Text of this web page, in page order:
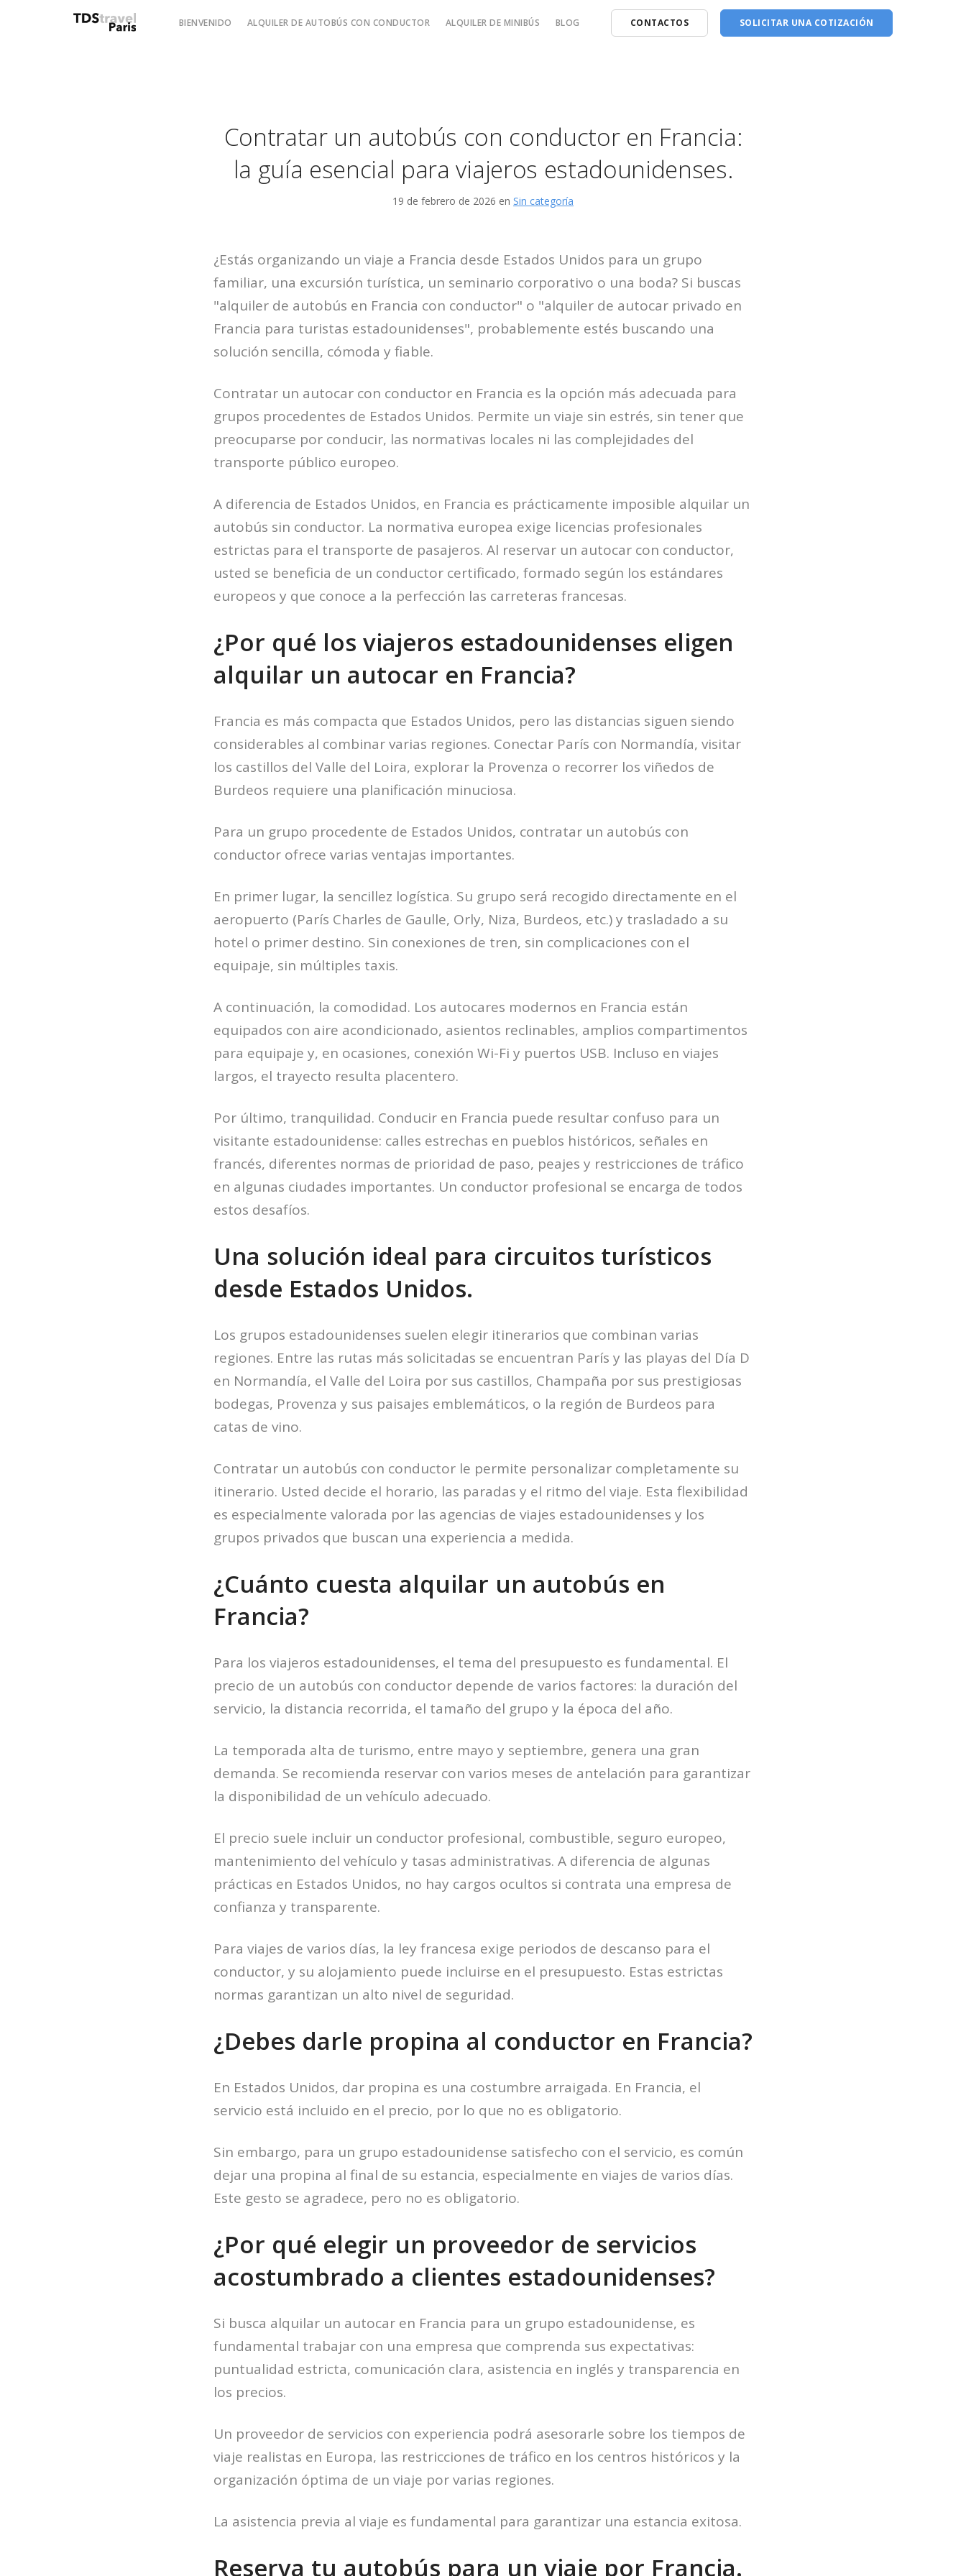
BIENVENIDO ALQUILER DE AUTOBÚS CON CONDUCTOR ALQUILER DE MINIBÚS BLOG CONTACTOS SOLICITAR UNA COTIZACIÓN
Contratar un autobús con conductor en Francia:
la guía esencial para viajeros estadounidenses.
19 de febrero de 2026 en Sin categoría
¿Estás organizando un viaje a Francia desde Estados Unidos para un grupo
familiar, una excursión turística, un seminario corporativo o una boda? Si buscas
"alquiler de autobús en Francia con conductor" o "alquiler de autocar privado en
Francia para turistas estadounidenses", probablemente estés buscando una
solución sencilla, cómoda y fiable.
Contratar un autocar con conductor en Francia es la opción más adecuada para
grupos procedentes de Estados Unidos. Permite un viaje sin estrés, sin tener que
preocuparse por conducir, las normativas locales ni las complejidades del
transporte público europeo.
A diferencia de Estados Unidos, en Francia es prácticamente imposible alquilar un
autobús sin conductor. La normativa europea exige licencias profesionales
estrictas para el transporte de pasajeros. Al reservar un autocar con conductor,
usted se beneficia de un conductor certificado, formado según los estándares
europeos y que conoce a la perfección las carreteras francesas.
¿Por qué los viajeros estadounidenses eligen
alquilar un autocar en Francia?
Francia es más compacta que Estados Unidos, pero las distancias siguen siendo
considerables al combinar varias regiones. Conectar París con Normandía, visitar
los castillos del Valle del Loira, explorar la Provenza o recorrer los viñedos de
Burdeos requiere una planificación minuciosa.
Para un grupo procedente de Estados Unidos, contratar un autobús con
conductor ofrece varias ventajas importantes.
En primer lugar, la sencillez logística. Su grupo será recogido directamente en el
aeropuerto (París Charles de Gaulle, Orly, Niza, Burdeos, etc.) y trasladado a su
hotel o primer destino. Sin conexiones de tren, sin complicaciones con el
equipaje, sin múltiples taxis.
A continuación, la comodidad. Los autocares modernos en Francia están
equipados con aire acondicionado, asientos reclinables, amplios compartimentos
para equipaje y, en ocasiones, conexión Wi-Fi y puertos USB. Incluso en viajes
largos, el trayecto resulta placentero.
Por último, tranquilidad. Conducir en Francia puede resultar confuso para un
visitante estadounidense: calles estrechas en pueblos históricos, señales en
francés, diferentes normas de prioridad de paso, peajes y restricciones de tráfico
en algunas ciudades importantes. Un conductor profesional se encarga de todos
estos desafíos.
Una solución ideal para circuitos turísticos
desde Estados Unidos.
Los grupos estadounidenses suelen elegir itinerarios que combinan varias
regiones. Entre las rutas más solicitadas se encuentran París y las playas del Día D
en Normandía, el Valle del Loira por sus castillos, Champaña por sus prestigiosas
bodegas, Provenza y sus paisajes emblemáticos, o la región de Burdeos para
catas de vino.
Contratar un autobús con conductor le permite personalizar completamente su
itinerario. Usted decide el horario, las paradas y el ritmo del viaje. Esta flexibilidad
es especialmente valorada por las agencias de viajes estadounidenses y los
grupos privados que buscan una experiencia a medida.
¿Cuánto cuesta alquilar un autobús en
Francia?
Para los viajeros estadounidenses, el tema del presupuesto es fundamental. El
precio de un autobús con conductor depende de varios factores: la duración del
servicio, la distancia recorrida, el tamaño del grupo y la época del año.
La temporada alta de turismo, entre mayo y septiembre, genera una gran
demanda. Se recomienda reservar con varios meses de antelación para garantizar
la disponibilidad de un vehículo adecuado.
El precio suele incluir un conductor profesional, combustible, seguro europeo,
mantenimiento del vehículo y tasas administrativas. A diferencia de algunas
prácticas en Estados Unidos, no hay cargos ocultos si contrata una empresa de
confianza y transparente.
Para viajes de varios días, la ley francesa exige periodos de descanso para el
conductor, y su alojamiento puede incluirse en el presupuesto. Estas estrictas
normas garantizan un alto nivel de seguridad.
¿Debes darle propina al conductor en Francia?
En Estados Unidos, dar propina es una costumbre arraigada. En Francia, el
servicio está incluido en el precio, por lo que no es obligatorio.
Sin embargo, para un grupo estadounidense satisfecho con el servicio, es común
dejar una propina al final de su estancia, especialmente en viajes de varios días.
Este gesto se agradece, pero no es obligatorio.
¿Por qué elegir un proveedor de servicios
acostumbrado a clientes estadounidenses?
Si busca alquilar un autocar en Francia para un grupo estadounidense, es
fundamental trabajar con una empresa que comprenda sus expectativas:
puntualidad estricta, comunicación clara, asistencia en inglés y transparencia en
los precios.
Un proveedor de servicios con experiencia podrá asesorarle sobre los tiempos de
viaje realistas en Europa, las restricciones de tráfico en los centros históricos y la
organización óptima de un viaje por varias regiones.
La asistencia previa al viaje es fundamental para garantizar una estancia exitosa.
Reserva tu autobús para un viaje por Francia.